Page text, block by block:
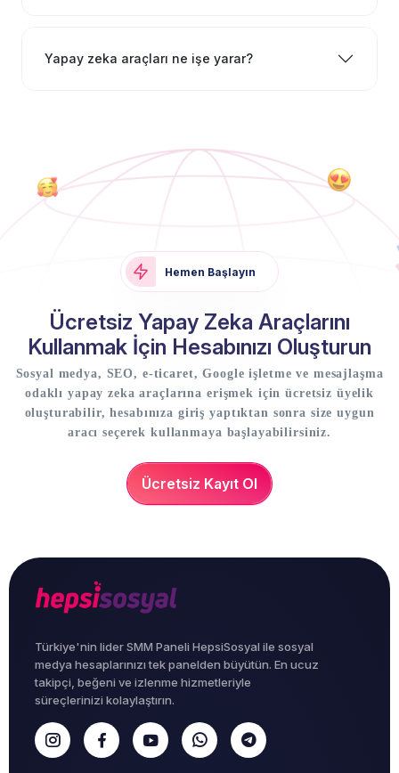
Yapay zeka araçları ne işe yarar?
Hemen Başlayın
Ücretsiz Yapay Zeka Araçlarını
Kullanmak İçin Hesabınızı Oluşturun
Sosyal medya, SEO, e-ticaret, Google işletme ve mesajlaşma
odaklı yapay zeka araçlarına erişmek için ücretsiz üyelik
oluşturabilir, hesabınıza giriş yaptıktan sonra size uygun
aracı seçerek kullanmaya başlayabilirsiniz.
Ücretsiz Kayıt Ol
Türkiye'nin lider SMM Paneli HepsiSosyal ile sosyal
medya hesaplarınızı tek panelden büyütün. En ucuz
takipçi, beğeni ve izlenme hizmetleriyle
süreçlerinizi kolaylaştırın.